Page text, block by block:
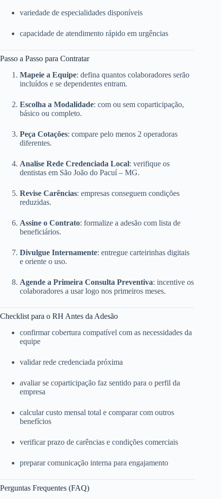
variedade de especialidades disponíveis
capacidade de atendimento rápido em urgências
Passo a Passo para Contratar
Mapeie a Equipe: defina quantos colaboradores serão
incluídos e se dependentes entram.
Escolha a Modalidade: com ou sem coparticipação,
básico ou completo.
Peça Cotações: compare pelo menos 2 operadoras
diferentes.
Analise Rede Credenciada Local: verifique os
dentistas em São João do Pacuí – MG.
Revise Carências: empresas conseguem condições
reduzidas.
Assine o Contrato: formalize a adesão com lista de
beneficiários.
Divulgue Internamente: entregue carteirinhas digitais
e oriente o uso.
Agende a Primeira Consulta Preventiva: incentive os
colaboradores a usar logo nos primeiros meses.
Checklist para o RH Antes da Adesão
confirmar cobertura compatível com as necessidades da
equipe
validar rede credenciada próxima
avaliar se coparticipação faz sentido para o perfil da
empresa
calcular custo mensal total e comparar com outros
benefícios
verificar prazo de carências e condições comerciais
preparar comunicação interna para engajamento
Perguntas Frequentes (FAQ)